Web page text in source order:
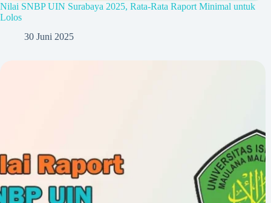
Nilai SNBP UIN Surabaya 2025, Rata-Rata Raport Minimal untuk
Lolos
30 Juni 2025